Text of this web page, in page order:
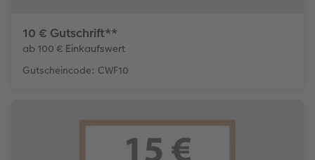
10 € Gutschrift**
ab 100 € Einkaufswert
Gutscheincode: CWF10